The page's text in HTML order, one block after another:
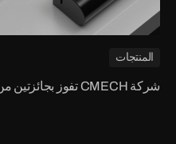
المنتجات
شركة CMECH تفوز بجائزتين من جوائز ريد دوت للتصميم